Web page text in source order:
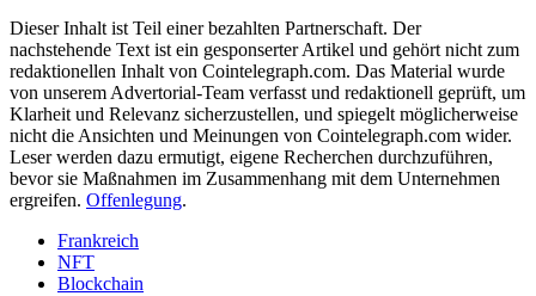
Dieser Inhalt ist Teil einer bezahlten Partnerschaft. Der
nachstehende Text ist ein gesponserter Artikel und gehört nicht zum
redaktionellen Inhalt von Cointelegraph.com. Das Material wurde
von unserem Advertorial-Team verfasst und redaktionell geprüft, um
Klarheit und Relevanz sicherzustellen, und spiegelt möglicherweise
nicht die Ansichten und Meinungen von Cointelegraph.com wider.
Leser werden dazu ermutigt, eigene Recherchen durchzuführen,
bevor sie Maßnahmen im Zusammenhang mit dem Unternehmen
ergreifen. Offenlegung.
Frankreich
NFT
Blockchain